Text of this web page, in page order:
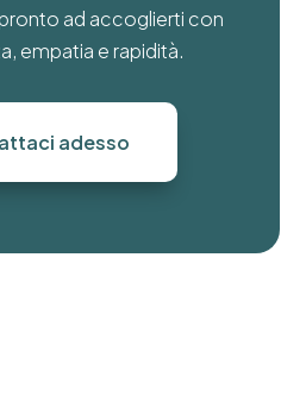
ad accoglierti con
empatia e rapidità.
adesso